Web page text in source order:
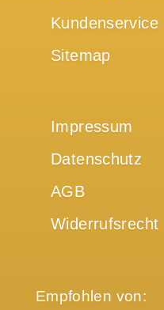
Kundenservice
Sitemap
Impressum
Datenschutz
AGB
Widerrufsrecht
Empfohlen von: